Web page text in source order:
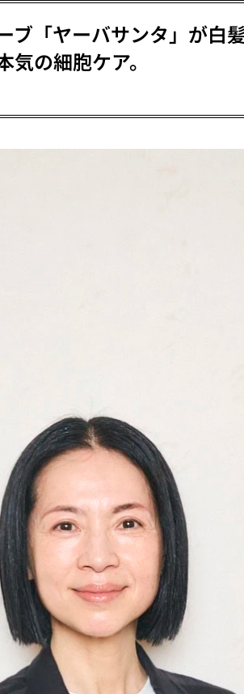
ブ「ヤーバサンタ」が白
の細胞ケア。